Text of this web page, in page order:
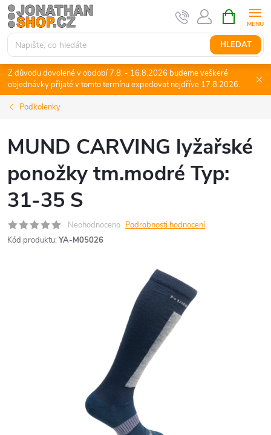
Přejít
na
obsah
HLEDAT
NÁKUPNÍ
KOŠÍK
Z důvodu dovolené v období 7.8. - 16.8.2026 budeme veškeré
objednávky přijaté v tomto termínu expedovat nejdříve 17.8.2026.
Podkolenky
MUND CARVING lyžařské
ponožky tm.modré Typ:
31-35 S
Neohodnoceno Podrobnosti hodnocení
Kód produktu: YA-M05026